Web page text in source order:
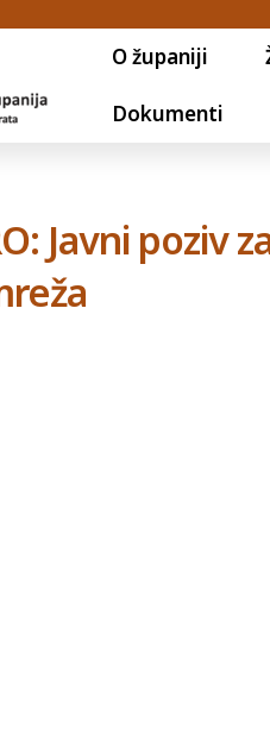
O županiji
Dokumenti
Javni poziv